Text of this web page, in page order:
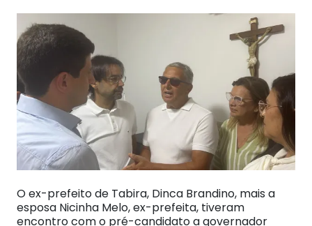
O ex-prefeito de Tabira, Dinca Brandino, mais a
esposa Nicinha Melo, ex-prefeita, tiveram
encontro com o pré-candidato a governador